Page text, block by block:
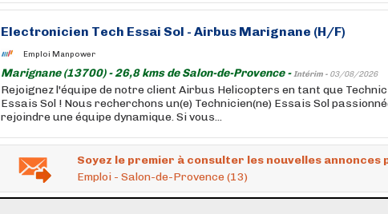
Electronicien Tech Essai Sol - Airbus Marignane (H/F)
Emploi Manpower
Marignane (13700) - 26,8 kms de Salon-de-Provence -Intérim - 03/08/2026
Rejoignez l'équipe de notre client Airbus Helicopters en tant que
Essais Sol ! Nous recherchons un(e) Technicien(ne) Essais Sol
rejoindre une équipe dynamique. Si vous...
Soyez le premier à consulter les nouvelles annonces
Emploi - Salon-de-Provence (13)